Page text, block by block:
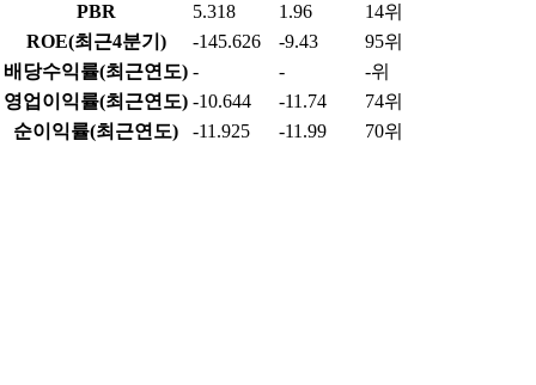
PBR
5.318 1.96
14위
ROE(최근4분기)
-145.626 -9.43
95위
배당수익률(최근연도) - -
-위
영업이익률(최근연도) -10.644 -11.74
74위
순이익률(최근연도)
-11.925 -11.99
70위